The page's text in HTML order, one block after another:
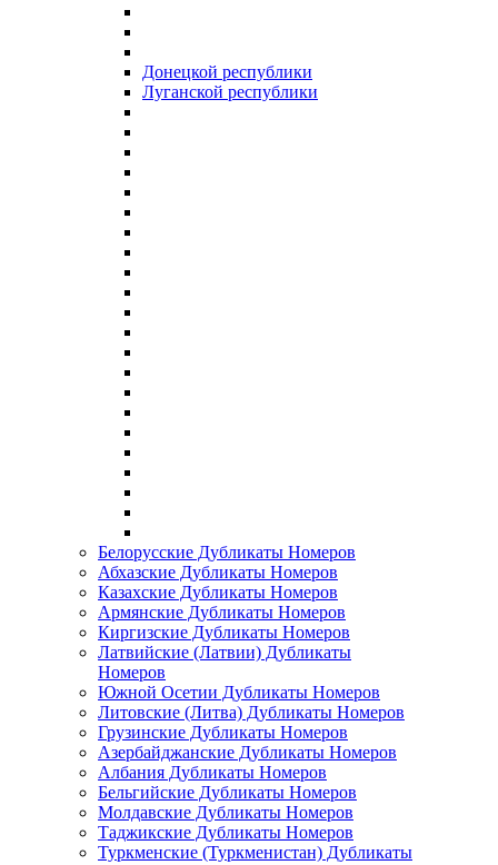
Донецкой республики
Луганской республики
Белорусские Дубликаты Номеров
Абхазские Дубликаты Номеров
Казахские Дубликаты Номеров
Армянские Дубликаты Номеров
Киргизские Дубликаты Номеров
Латвийские (Латвии) Дубликаты
Номеров
Южной Осетии Дубликаты Номеров
Литовские (Литва) Дубликаты Номеров
Грузинские Дубликаты Номеров
Азербайджанские Дубликаты Номеров
Албания Дубликаты Номеров
Бельгийские Дубликаты Номеров
Молдавские Дубликаты Номеров
Таджикские Дубликаты Номеров
Туркменские (Туркменистан) Дубликаты